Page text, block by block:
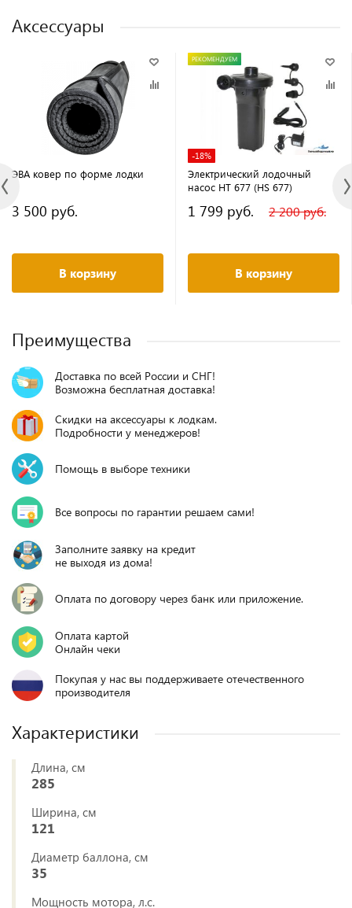
Аксессуары
ЭВА ковер по форме лодки
3 500 руб.
В корзину
РЕКОМЕНДУЕМ
-18%
Электрический лодочный
насос HT 677 (HS 677)
1 799 руб. 2 200 руб.
В корзину
Преимущества
Доставка по всей России и СНГ!
Возможна бесплатная доставка!
Скидки на аксессуары к лодкам.
Подробности у менеджеров!
Помощь в выборе техники
Все вопросы по гарантии решаем сами!
Заполните заявку на кредит
не выходя из дома!
Оплата по договору через банк или приложение.
Оплата картой
Онлайн чеки
Покупая у нас вы поддерживаете отечественного
производителя
Характеристики
Длина, см
285
Ширина, см
121
Диаметр баллона, см
35
Мощность мотора, л.с.